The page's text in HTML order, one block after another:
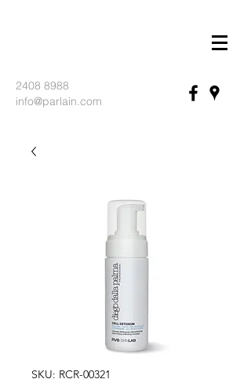
2408 8988
info@parlain.com
SKU: RCR-00321